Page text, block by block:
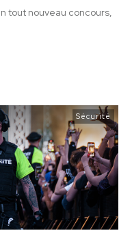
tout nouveau concours,
Sécurité